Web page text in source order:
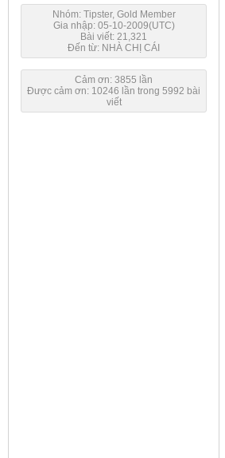
Nhóm: Tipster, Gold Member
Gia nhập: 05-10-2009(UTC)
Bài viết: 21,321
Đến từ: NHÀ CHỊ CÁI
Cảm ơn: 3855 lần
Được cảm ơn: 10246 lần trong 5992 bài
viết